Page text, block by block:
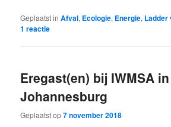
Geplaatst in Afval, Ecologie, Energie, Ladder
1 reactie
Eregast(en) bij IWMSA in
Johannesburg
Geplaatst op7 november 2018